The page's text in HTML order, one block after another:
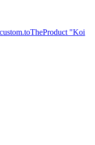
custom.toTheProduct "Koi